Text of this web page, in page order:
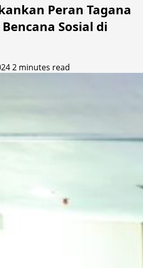
Peran Tagana
Sosial di
2 minutes read